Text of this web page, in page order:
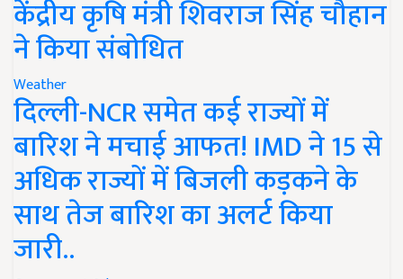
केंद्रीय कृषि मंत्री शिवराज सिंह चौहान
ने किया संबोधित
Weather
दिल्ली-NCR समेत कई राज्यों में
बारिश ने मचाई आफत! IMD ने 15 से
अधिक राज्यों में बिजली कड़कने के
साथ तेज बारिश का अलर्ट किया
जारी..